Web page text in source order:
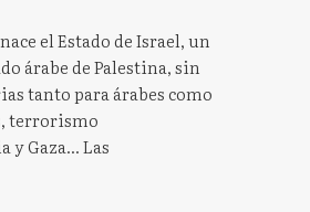
el Estado de Israel, un
árabe de Palestina, sin
tanto para árabes como
terrorismo
Gaza... Las